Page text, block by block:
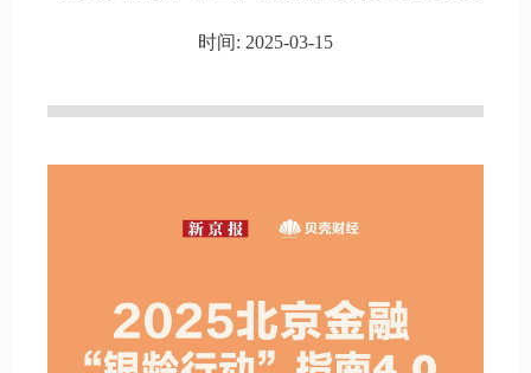
时间: 2025-03-15